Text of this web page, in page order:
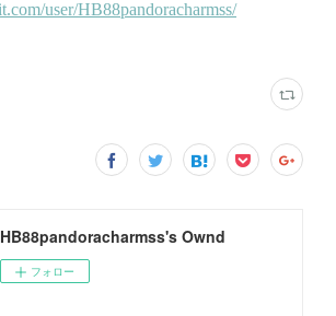
HB88pandoracharmss's Ownd
フォロー